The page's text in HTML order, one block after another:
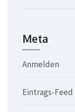
Meta
Anmelden
Eintrags-Feed